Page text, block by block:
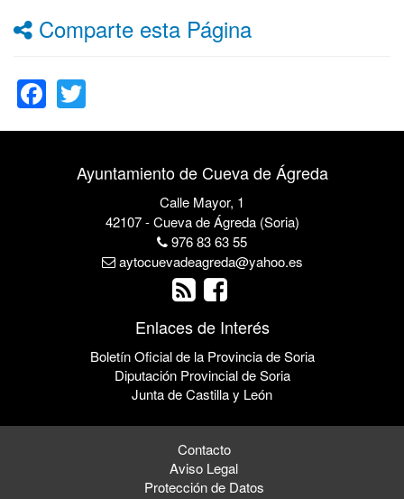
Comparte esta Página
Facebook
Ayuntamiento de Cueva de Ágreda
Calle Mayor, 1
42107 - Cueva de Ágreda (Soria)
976 83 63 55
aytocuevadeagreda@yahoo.es
Enlaces de Interés
Boletín Oficial de la Provincia de Soria
Diputación Provincial de Soria
Junta de Castilla y León
Contacto
Aviso Legal
Protección de Datos